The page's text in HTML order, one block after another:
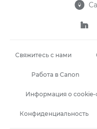


Свяжитесь с нами
Работа в Canon
Информация о cookie-
Конфиденциальность